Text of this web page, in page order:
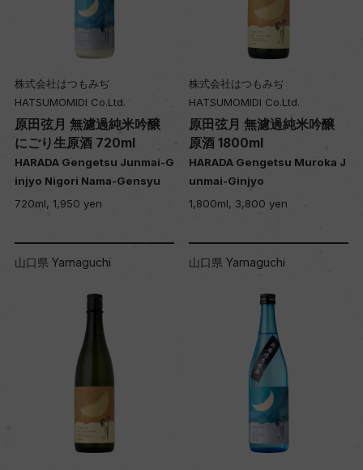
株式会社はつもみぢ
HATSUMOMIDI Co.Ltd.
原田弦月 無濾過純米吟醸
にごり生原酒 720ml
HARADA Gengetsu Junmai-G
injyo Nigori Nama-Gensyu
720ml, 1,950 yen
株式会社はつもみぢ
HATSUMOMIDI Co.Ltd.
原田弦月 無濾過純米吟醸
原酒 1800ml
HARADA Gengetsu Muroka J
unmai-Ginjyo
1,800ml, 3,800 yen
山口県 Yamaguchi 山口県 Yamaguchi